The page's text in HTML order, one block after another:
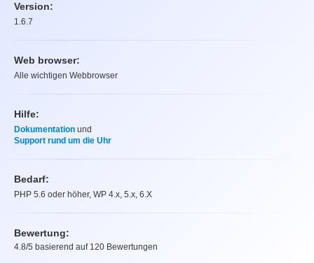
Version:
1.6.7
Web browser:
Alle wichtigen Webbrowser
Hilfe:
Dokumentation und
Support rund um die Uhr
Bedarf:
PHP 5.6 oder höher, WP 4.x, 5.x, 6.X
Bewertung:
4.8/5 basierend auf 120 Bewertungen